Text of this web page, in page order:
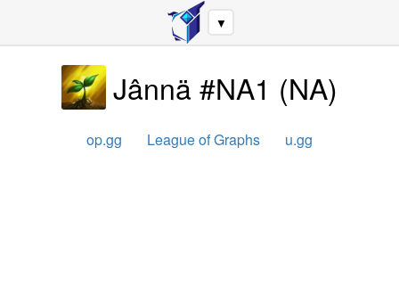
▼
Jânnä #NA1 (NA)
op.gg League of Graphs u.gg